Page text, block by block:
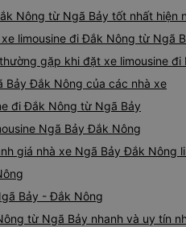
Nông từ Ngã Bảy tốt nhất hiện
xe limousine đi Đắk Nông từ Ngã
gặp khi đặt xe limousine
Bảy Đắk Nông của các nhà xe
đi Đắk Nông từ Ngã Bảy
Ngã Bảy Đắk Nông
giá nhà xe Ngã Bảy Đắk Nông
Bảy - Đắk Nông
từ Ngã Bảy nhanh và uy tín